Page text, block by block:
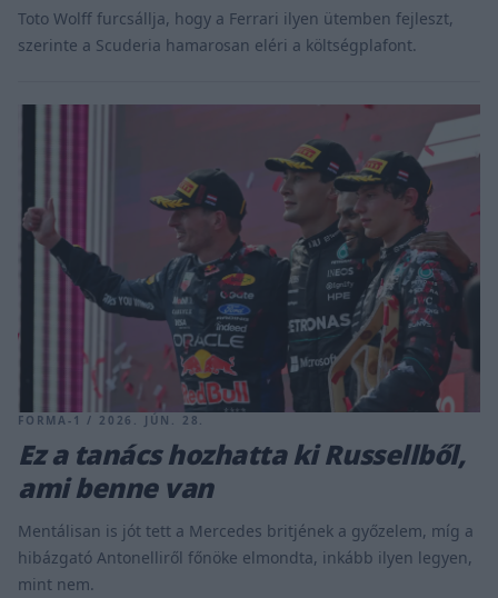
Toto Wolff furcsállja, hogy a Ferrari ilyen ütemben fejleszt,
szerinte a Scuderia hamarosan eléri a költségplafont.
FORMA-1 / 2026. JÚN. 28.
Ez a tanács hozhatta ki Russellből,
ami benne van
Mentálisan is jót tett a Mercedes britjének a győzelem, míg a
hibázgató Antonelliről főnöke elmondta, inkább ilyen legyen,
mint nem.